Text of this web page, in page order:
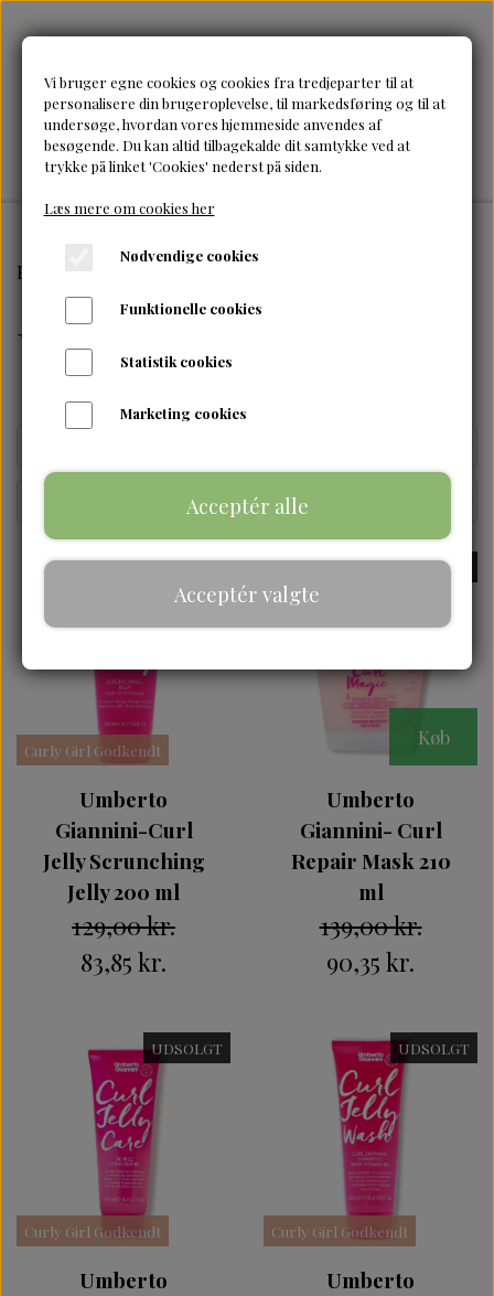
Forside Umberto Giannini
Umberto Giannini
UDSOLGT
Curly Girl Godkendt
Umberto
Giannini-Curl
Jelly Scrunching
Jelly 200 ml
129,00 kr.
83,85 kr.
-35%
Køb
Umberto
Giannini- Curl
Repair Mask 210
ml
139,00 kr.
90,35 kr.
UDSOLGT
Curly Girl Godkendt
Umberto
UDSOLGT
Curly Girl Godkendt
Umberto
Vi bruger egne cookies og cookies fra tredjeparter til at
personalisere din brugeroplevelse, til markedsføring og til at
undersøge, hvordan vores hjemmeside anvendes af
besøgende. Du kan altid tilbagekalde dit samtykke ved at
trykke på linket 'Cookies' nederst på siden.
Læs mere om cookies her
Nødvendige cookies
Funktionelle cookies
Statistik cookies
Marketing cookies
Acceptér alle
Acceptér valgte